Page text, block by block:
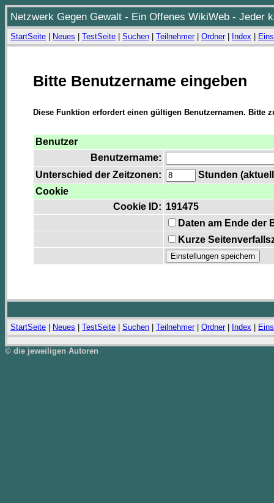
Netzwerk Gegen Gewalt - Ein Offenes WikiWeb - Jeder
StartSeite Neues TestSeite Suchen Teilnehmer| Ordner| Index
Bitte Benutzername eingeben
Diese Funktion erfordert einen gültigen Benutzernamen. Bitte
Benutzer
Benutzername:
Unterschied der Zeitzonen:
Stunden
Cookie
Cookie ID: 191475
Daten am Ende der
Kurze
StartSeite Neues TestSeite Suchen Teilnehmer| Ordner| Index
© die jeweiligen Autoren